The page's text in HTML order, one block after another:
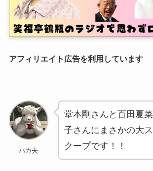
アフィリエイト広告を利用しています
パカ夫
堂本剛さんと百田夏菜
子さんにまさかの大ス
クープです！！